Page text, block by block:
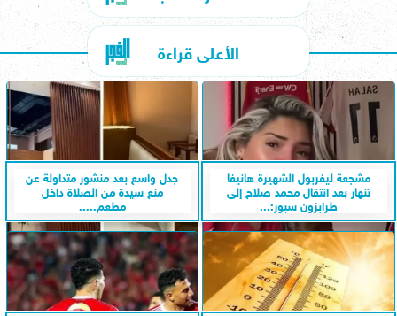
الأعلى قراءة
مشجعة ليفربول الشهيرة هانيفا
تنهار بعد انتقال محمد صلاح إلى
طرابزون سبور:...
جدل واسع بعد منشور متداولة عن
منع سيدة من الصلاة داخل
مطعم.....